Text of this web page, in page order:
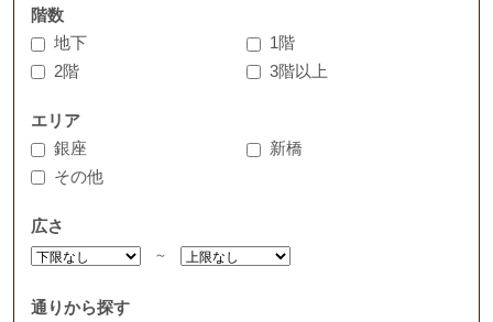
階数
地下
1階
2階
3階以上
エリア
銀座
新橋
その他
広さ
～
通りから探す